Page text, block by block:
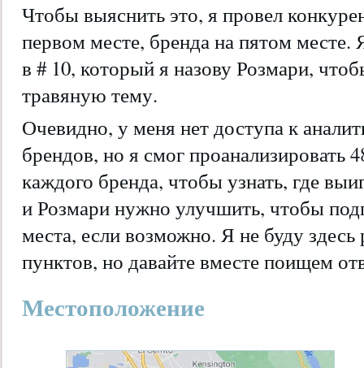
Чтобы выяснить это, я провел
первом месте, бренда на пятом
в # 10, который я назову Розмари,
травяную тему.
Очевидно, у меня нет доступа к
брендов, но я смог проанализировать
каждого бренда, чтобы узнать, где
и Розмари нужно улучшить, чтобы
места, если возможно. Я не буду здесь
пунктов, но давайте вместе поищем
Местоположение